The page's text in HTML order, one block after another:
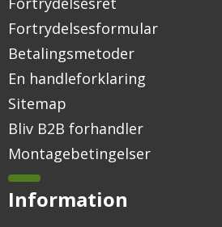
Fortrydelsesformular
Betalingsmetoder
En handleforklaring
Sitemap
Bliv B2B forhandler
Montagebetingelser
Information